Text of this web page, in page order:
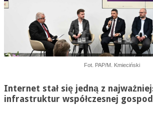
Fot. PAP/M. Kmieciński
Internet stał się jedną z
infrastruktur współczesnej